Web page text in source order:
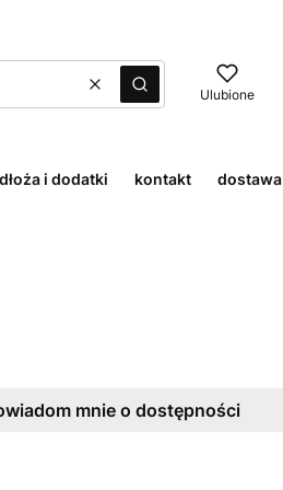
WyczyśćSzukaj Ulubione
i dodatki kontakt dostawa
mnie o dostępności